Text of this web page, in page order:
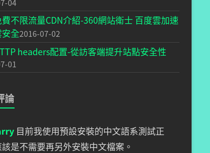
04
不限流量CDN介紹-360網站衛士 百度雲加速
全2016-07-02
headers配置-從訪客端提升站點安全性
01
論
目前我使用預設安裝的中文語系測試正
是不需要再另外安裝中文檔案。